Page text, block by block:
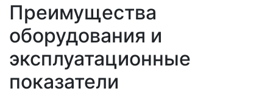
Преимущества
оборудования и
эксплуатационные
показатели